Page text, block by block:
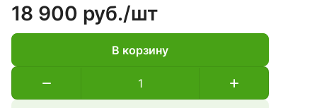
18 900 руб./шт
В корзину